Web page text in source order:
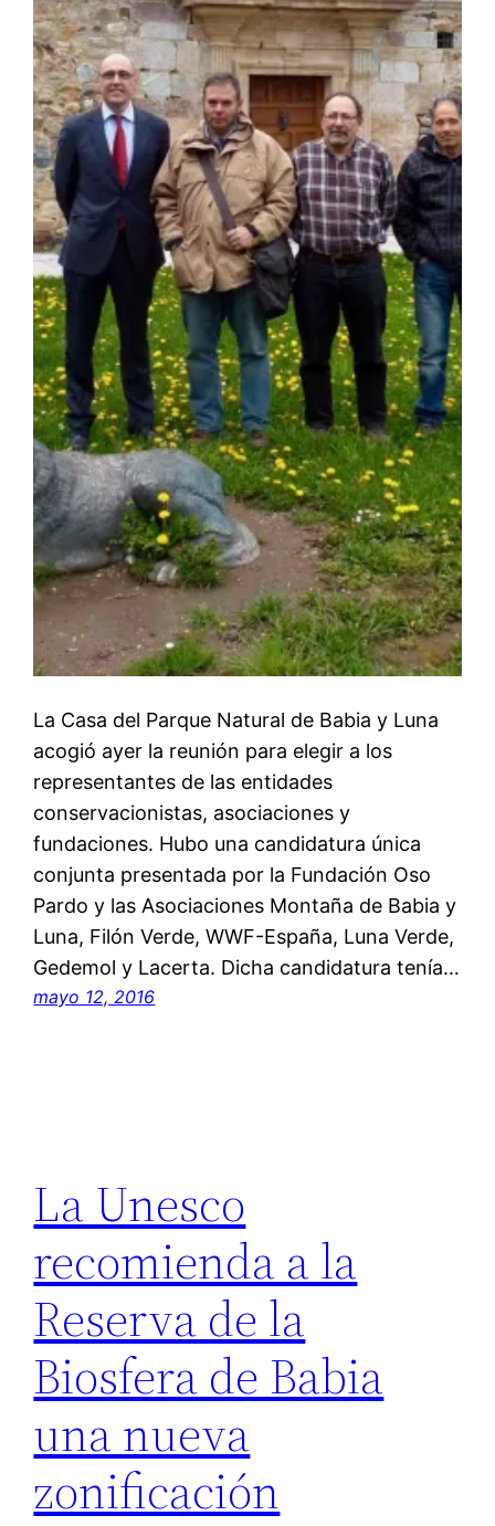
La Casa del Parque Natural de Babia y Luna
acogió ayer la reunión para elegir a los
representantes de las entidades
conservacionistas, asociaciones y
fundaciones. Hubo una candidatura única
conjunta presentada por la Fundación Oso
Pardo y las Asociaciones Montaña de Babia y
Luna, Filón Verde, WWF-España, Luna Verde,
Gedemol y Lacerta. Dicha candidatura tenía…
mayo 12, 2016
La Unesco
recomienda a la
Reserva de la
Biosfera de Babia
una nueva
zonificación